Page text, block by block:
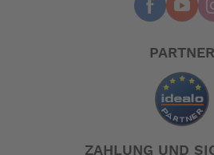
PARTNER
ZAHLUNG UND